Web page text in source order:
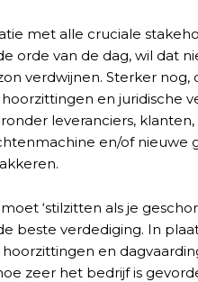
met alle cruciale
orde van de dag, wil dat
verdwijnen. Sterker nog,
en juridische
leveranciers,
en/of nieuwe
‘stilzitten als je
beste verdediging. In
en
zeer het bedrijf is